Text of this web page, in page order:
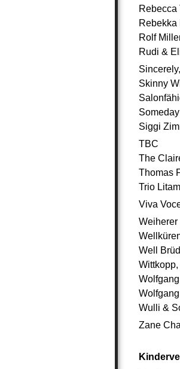
Rebecca
Rebekka
Rolf
Rudi &
Skinny
Siggi
TBC
The
Thomas
Trio
Viva
Weiherer
Well
Wulli &
Zane